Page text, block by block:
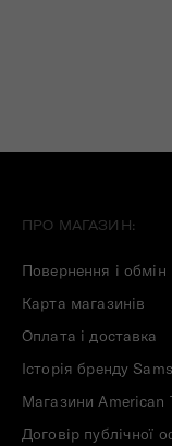
ПРО МАГАЗИН:
Повернення і обмін
Карта магазинів
Оплата і доставка
Історія бренду
Магазини American
Договір публічної